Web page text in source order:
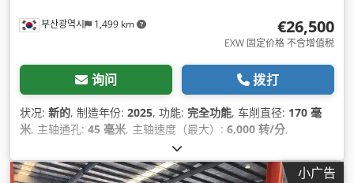
부산광역시 1,499 km €26,500
EXW 固定价格 不含增值税
询问 拨打
状况: 新的, 制造年份: 2025, 功能: 完全功能, 车削直径: 170 毫
米, 主轴通孔: 45 毫米, 主轴速度（最大）: 6,000 转/分,
小广告